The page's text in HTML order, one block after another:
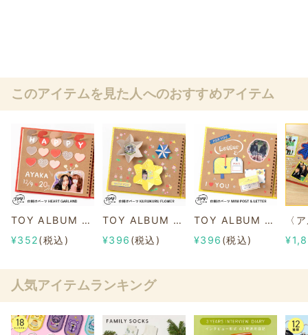
このアイテムを見た人へのおすすめアイテム
TOY ALBUM MINI仕掛けパーツ HEART GARLAND
¥352(税込)
TOY ALBUM MINI仕掛けパーツ KURUKURU FLOWER
¥396 (税込)
TOY ALBUM MINI仕掛けパーツ MINI POST&LETTER
¥396 (税込)
人気アイテムランキング